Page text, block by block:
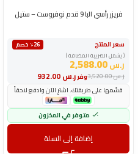
فريزر رأسي البا 9 قدم نوفروست – ستيل
سعر المنتج
٪26 خصم
( يشمل الضريبة المضافة )
ر.س2,588.00
وفرر.س ر.س3,520.00
قسّمها على طريقتك. اشترِ الآن وادفع لاحقاً
متوفر في المخزون
إضافة إلى السلة